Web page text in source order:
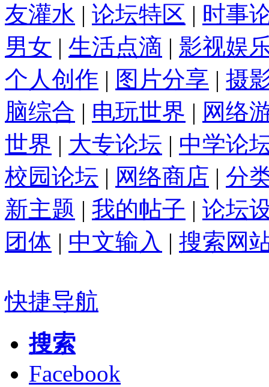
友灌水 | 论坛特区 | 时事
男女 | 生活点滴 | 影视娱
个人创作 | 图片分享 | 摄
脑综合 | 电玩世界 | 网络
世界 | 大专论坛 | 中学论
校园论坛 | 网络商店 | 分
新主题 | 我的帖子 | 论坛
团体 | 中文输入 | 搜索网
快捷导航
搜索
Facebook